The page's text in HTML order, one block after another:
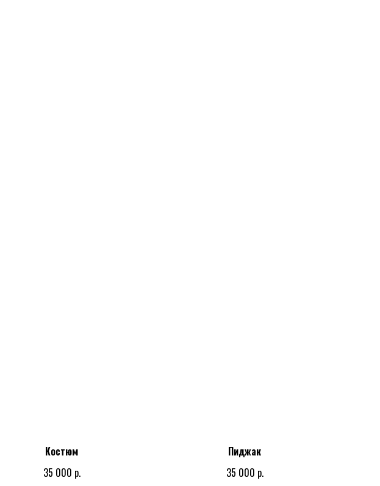
Костюм
35 000 р.
Пиджак
35 000 р.